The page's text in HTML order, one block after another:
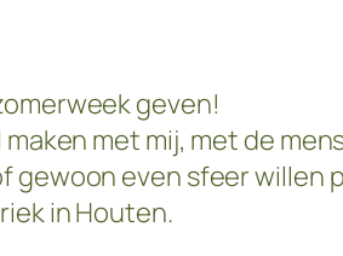
geven!
met mij, met de
even sfeer willen
in Houten.